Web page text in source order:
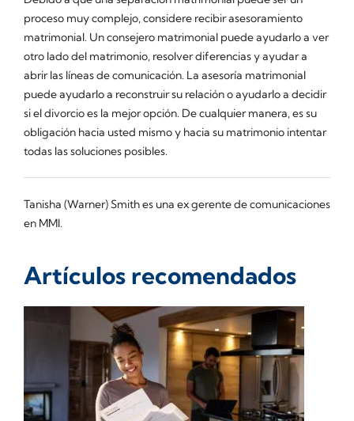
proceso muy complejo, considere recibir asesoramiento
matrimonial. Un consejero matrimonial puede ayudarlo a ver
otro lado del matrimonio, resolver diferencias y ayudar a
abrir las líneas de comunicación. La asesoría matrimonial
puede ayudarlo a reconstruir su relación o ayudarlo a decidir
si el divorcio es la mejor opción. De cualquier manera, es su
obligación hacia usted mismo y hacia su matrimonio intentar
todas las soluciones posibles.
Tanisha (Warner) Smith es una ex gerente de comunicaciones
en MMI.
Artículos recomendados